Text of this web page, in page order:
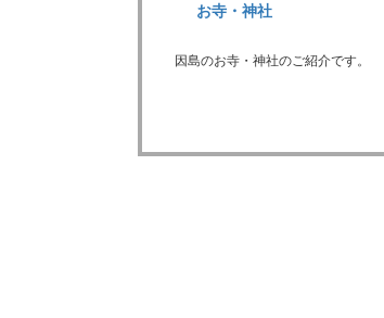
お寺・神社
因島のお寺・神社のご紹介です。